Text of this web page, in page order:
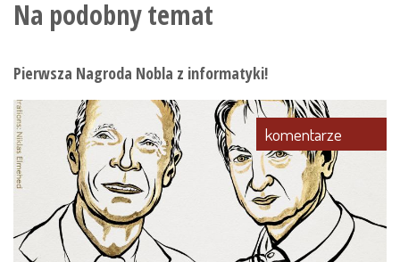
Na podobny temat
Pierwsza Nagroda Nobla z informatyki!
komentarze